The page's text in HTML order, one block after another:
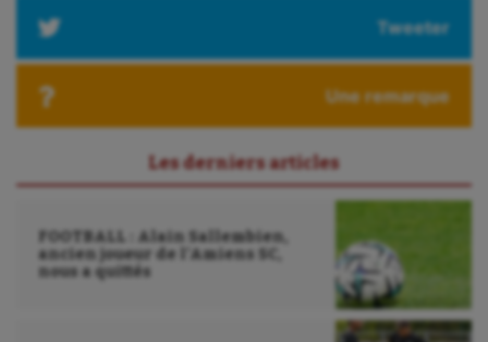
Roller-derby
Sauvetage sportif
Sport adapté
Sport handicap
Sport santé
Tweeter
Une remarque
Les derniers articles
FOOTBALL : Alain Sallembien,
ancien joueur de l’Amiens SC,
nous a quittés